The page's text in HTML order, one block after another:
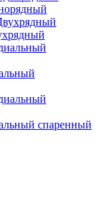
спаренный